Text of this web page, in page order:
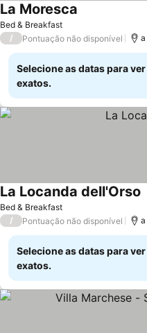
Bed & Breakfast
La Moresca
/ Pontuação não disponível a
Selecione as datas para
exatos.
Bed & Breakfast
La Locanda dell'Orso
/ Pontuação não disponível
Selecione as datas para
exatos.